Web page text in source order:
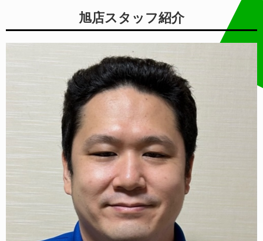
旭店スタッフ紹介